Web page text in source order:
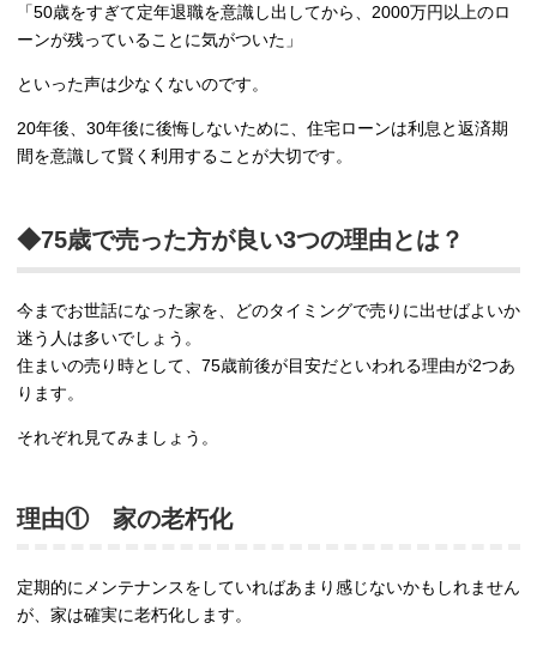
「50歳をすぎて定年退職を意識し出してから、2000万円以上のロ
ーンが残っていることに気がついた」
といった声は少なくないのです。
20年後、30年後に後悔しないために、住宅ローンは利息と返済期
間を意識して賢く利用することが大切です。
◆75歳で売った方が良い3つの理由とは？
今までお世話になった家を、どのタイミングで売りに出せばよいか
迷う人は多いでしょう。
住まいの売り時として、75歳前後が目安だといわれる理由が2つあ
ります。
それぞれ見てみましょう。
理由① 家の老朽化
定期的にメンテナンスをしていればあまり感じないかもしれません
が、家は確実に老朽化します。